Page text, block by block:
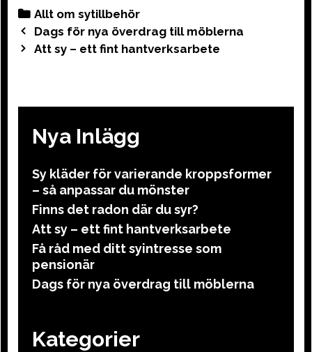
Categories
Allt om sytillbehör
Post
navigation
Dags för nya överdrag till möblerna
Att sy – ett fint hantverksarbete
Nya Inlägg
Sy kläder för varierande kroppsformer
– så anpassar du mönster
Finns det radon där du syr?
Att sy – ett fint hantverksarbete
Få råd med ditt syintresse som
pensionär
Dags för nya överdrag till möblerna
Kategorier